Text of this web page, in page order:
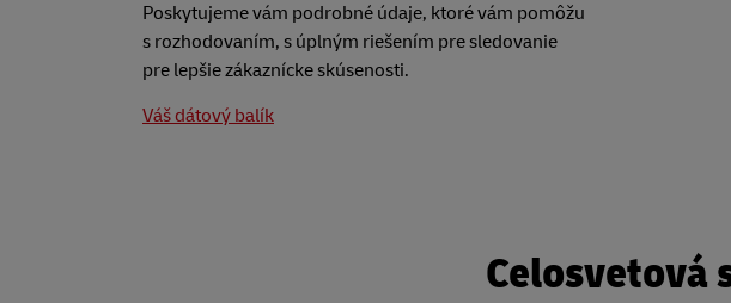
Poskytujeme vám podrobné údaje, ktoré vám pomôžu
s rozhodovaním, s úplným riešením pre sledovanie
pre lepšie zákaznícke skúsenosti.
Váš dátový balík
Celosvetová